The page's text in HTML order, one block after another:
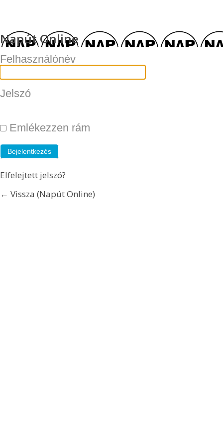
Napút Online
Felhasználónév
Jelszó
Emlékezzen rám
Elfelejtett jelszó?
← Vissza (Napút Online)